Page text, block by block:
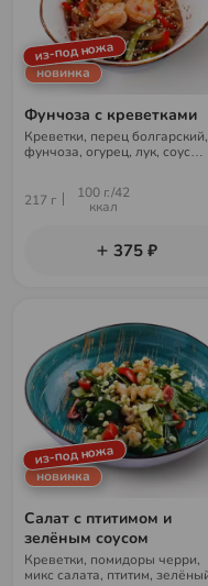
из-под ножа
новинка
Фунчоза с креветками
Креветки, перец болгарский,
фунчоза, огурец, лук, соус
217 г
100 г./42
ккал
375 ₽
из-под ножа
новинка
Салат с птитимом и
зелёным соусом
Креветки, помидоры черри,
микс салата, птитим,